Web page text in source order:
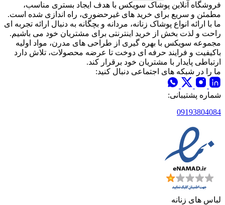
فروشگاه آنلاین پوشاک سویکس با هدف ایجاد بستری مناسب،
مطمئن و سریع برای خرید های غیرحضوری، راه اندازی شده است.
ما با ارائه انواع پوشاک زنانه، مردانه و بچگانه به دنبال ارائه تجربه ای
راحت و لذت بخش از خرید اینترنتی برای مشتریان خود می باشیم.
مجموعه سویکس با بهره گیری از طراحی های مدرن، مواد اولیه
باکیفیت و فرایند حرفه ای دوخت تا عرضه محصولات، تلاش دارد
ارتباطی پایدار با مشتریان خود برقرار کند.
ما را در شبکه های اجتماعی دنبال کنید:
شماره پشتیبانی:
09193804084
لباس های زنانه